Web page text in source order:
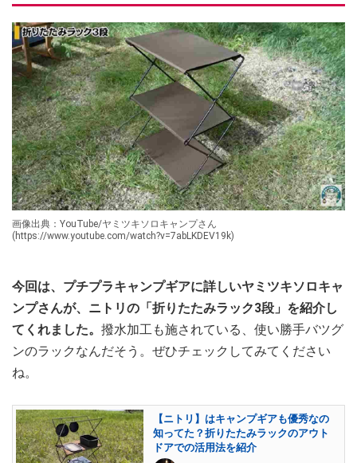
画像出典：YouTube/ヤミツキソロキャンプさん
(https://www.youtube.com/watch?v=7abLKDEV19k)
今回は、プチプラキャンプギアに詳しいヤミツキソロキャ
ンプさんが、ニトリの「折りたたみラック3段」を紹介し
てくれました。 撥水加工も施されている、使い勝手バツグ
ンのラックなんだそう。ぜひチェックしてみてください
ね。
【ニトリ】はキャンプギアも優秀なの
知ってた？折りたたみラックのアウト
ドアでの活用法を紹介